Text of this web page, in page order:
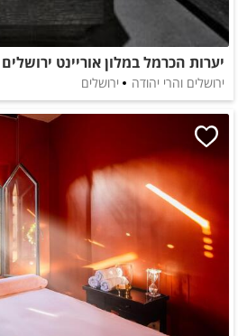
יערות הכרמל במלון אוריינט ירושלים
ירושלים והרי יהודה ירושלים